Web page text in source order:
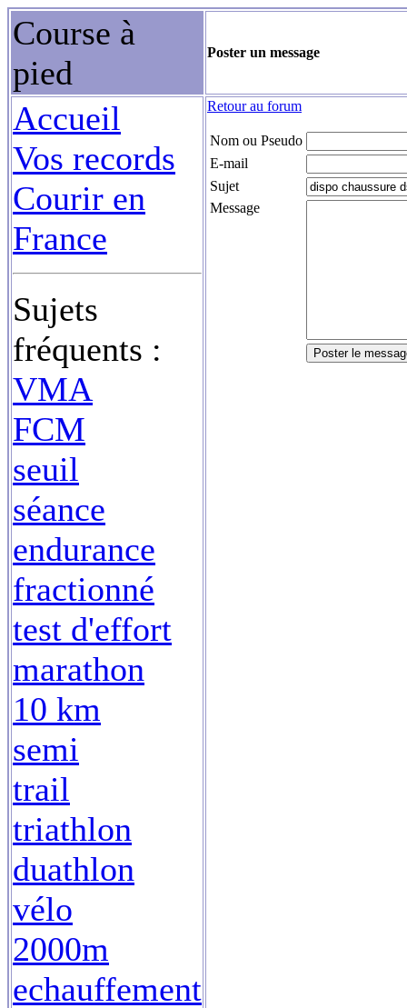
Course à
pied
Poster un message
Accueil
Vos records
Courir en
France
Sujets
fréquents :
VMA
FCM
seuil
séance
endurance
fractionné
test d'effort
marathon
10 km
semi
trail
triathlon
duathlon
vélo
2000m
echauffement
Retour au forum
Nom ou Pseudo
E-mail
Sujet
Message